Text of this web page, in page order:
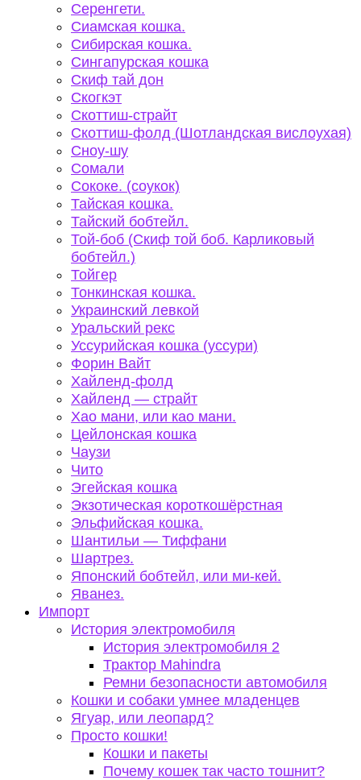
Серенгети.
Сиамская кошка.
Сибирская кошка.
Сингапурская кошка
Скиф тай дон
Скогкэт
Скоттиш-страйт
Скоттиш-фолд (Шотландская вислоухая)
Сноу-шу
Сомали
Сококе. (соукок)
Тайская кошка.
Тайский бобтейл.
Той-боб (Скиф той боб. Карликовый
бобтейл.)
Тойгер
Тонкинская кошка.
Украинский левкой
Уральский рекс
Уссурийская кошка (уссури)
Форин Вайт
Хайленд-фолд
Хайленд — страйт
Хао мани, или као мани.
Цейлонская кошка
Чаузи
Чито
Эгейская кошка
Экзотическая короткошёрстная
Эльфийская кошка.
Шантильи — Тиффани
Шартрез.
Японский бобтейл, или ми-кей.
Яванез.
Импорт
История электромобиля
История электромобиля 2
Трактор Mahindra
Ремни безопасности автомобиля
Кошки и собаки умнее младенцев
Ягуар, или леопард?
Просто кошки!
Кошки и пакеты
Почему кошек так часто тошнит?